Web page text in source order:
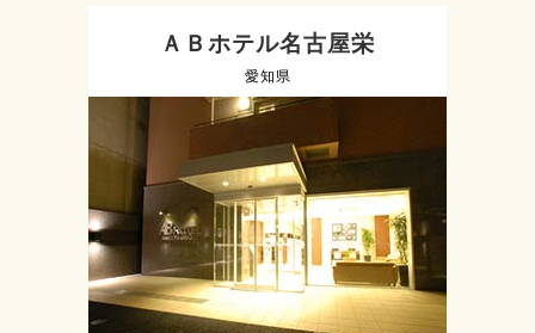
ＡＢホテル名古屋栄
愛知県